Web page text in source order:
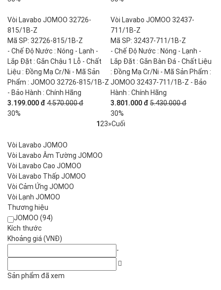
Vòi Lavabo JOMOO 32726-
815/1B-Z
Mã SP: 32726-815/1B-Z
- Chế Độ Nước : Nóng - Lạnh -
Lắp Đặt : Gắn Chậu 1 Lỗ - Chất
Liệu : Đồng Mạ Cr/Ni - Mã Sản
Phẩm : JOMOO 32726-815/1B-Z
- Bảo Hành : Chính Hãng
3.199.000 đ 4.570.000 đ
30%
Vòi Lavabo JOMOO 32437-
711/1B-Z
Mã SP: 32437-711/1B-Z
- Chế Độ Nước : Nóng - Lạnh -
Lắp Đặt : Gắn Bàn Đá - Chất Liệu
: Đồng Mạ Cr/Ni - Mã Sản Phẩm :
JOMOO 32437-711/1B-Z - Bảo
Hành : Chính Hãng
3.801.000 đ 5.430.000 đ
30%
1 23»Cuối
Vòi Lavabo JOMOO
Vòi Lavabo Âm Tường JOMOO
Vòi Lavabo Cao JOMOO
Vòi Lavabo Thấp JOMOO
Vòi Cảm Ứng JOMOO
Vòi Lạnh JOMOO
Thương hiệu
JOMOO (94)
Kích thước
Khoảng giá (VNĐ)
-
Sản phẩm đã xem